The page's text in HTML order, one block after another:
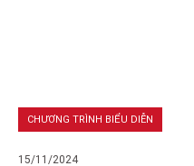
CHƯƠNG TRÌNH BIỂU DIỄN
15/11/2024